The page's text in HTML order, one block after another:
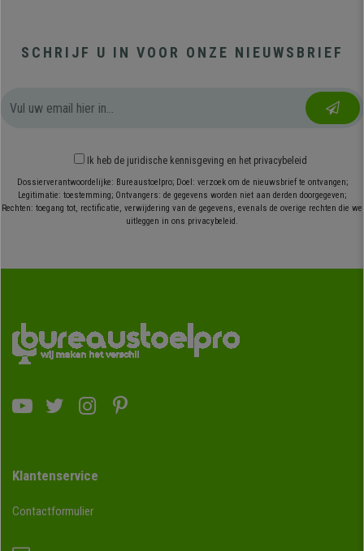
SCHRIJF U IN VOOR ONZE NIEUWSBRIEF
Ik heb de juridische kennisgeving en het privacybeleid
Dossierverantwoordelijke: Bureaustoelpro; Doel: verzoek om de nieuwsbrief te ontvangen;
Legitimatie: toestemming; Ontvangers: de gegevens worden niet aan derden doorgegeven;
Rechten: toegang tot, rectificatie, verwijdering van de gegevens, evenals de overige rechten die we
uitleggen in ons privacybeleid.
Klantenservice
Contactformulier